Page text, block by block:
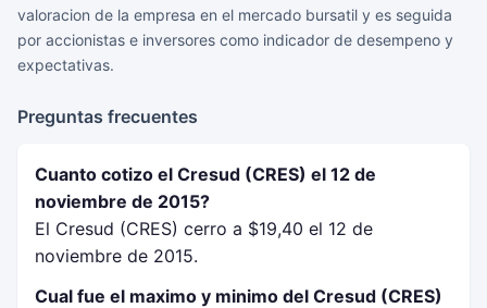
valoracion de la empresa en el mercado bursatil y es seguida
por accionistas e inversores como indicador de desempeno y
expectativas.
Preguntas frecuentes
Cuanto cotizo el Cresud (CRES) el 12 de
noviembre de 2015?
El Cresud (CRES) cerro a $19,40 el 12 de
noviembre de 2015.
Cual fue el maximo y minimo del Cresud (CRES)